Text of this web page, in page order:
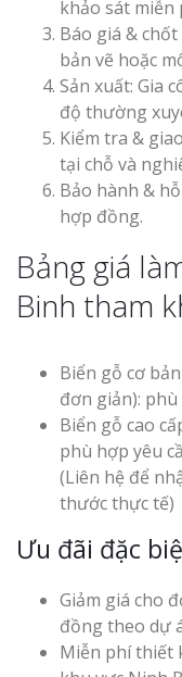
khảo sát miễn
Báo giá &
bản vẽ hoặc
Sản xuất: Gia
độ thường
Kiểm tra &
tại chỗ và
Bảo hành &
hợp đồng.
Bảng giá
Binh tham
Biển gỗ cơ
đơn giản):
Biển gỗ cao
phù hợp yêu
(Liên hệ để
thước thực tế)
Ưu đãi đặc
Giảm giá cho
đồng theo dự
Miễn phí thiết